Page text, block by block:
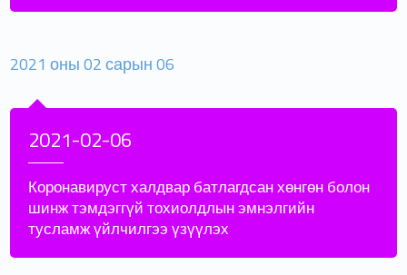
2021 оны 02 сарын 06
2021-02-06
Коронавируст халдвар батлагдсан хөнгөн болон
шинж тэмдэггүй тохиолдлын эмнэлгийн
тусламж үйлчилгээ үзүүлэх